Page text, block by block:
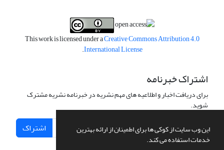
این وب سایت از کوکی ها برای اطمینان از ارائه بهترین
خدمات استفاده می کند.
This work is licensed under aCreative Commons Attribution 4.0
International License
.
اشتراک خبرنامه
برای دریافت اخبار و اطلاعیه های مهم نشریه در خبرنامه نشریه مشترک
شوید.
اشتراک